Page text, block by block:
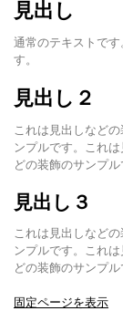
見出し
通常のテキストで
す。
見出し２
これは見出しなど
ンプルです。これ
どの装飾のサンプル
見出し３
これは見出しなど
ンプルです。これ
どの装飾のサンプル
固定ページを表示